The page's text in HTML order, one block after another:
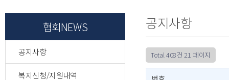
협회NEWS
공지사항
복지신청/지원내역
공지사항
Total 408건 21 페이지